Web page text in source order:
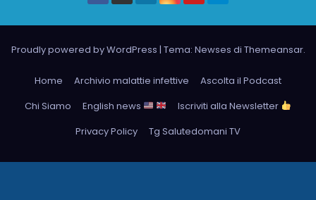
Proudly powered by WordPress | Tema: Newses di Themeansar.
Home Archivio malattie infettive
Ascolta il Podcast
Chi Siamo
English news
Iscriviti alla Newsletter
Privacy Policy
Tg Salutedomani TV